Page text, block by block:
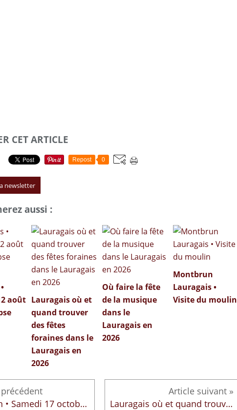
CET ARTICLE
Repost 0
newsletter
aussi :
août Lauragais où et
quand trouver
des fêtes
foraines dans le
Lauragais en
2026
Où faire la fête
de la musique
dans le
Lauragais en
2026
Montbrun
Lauragais •
Visite du moulin
Caraman • Samedi 17 octobre 2026 • One Man Show Greg Lauragais où et quand trouver des fêtes foraines dans le Lauragais en 2026